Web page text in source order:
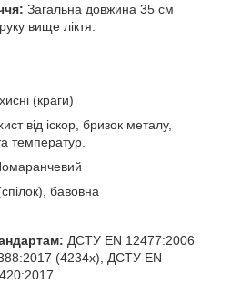
Загальна довжина 35 см
вище ліктя.
(краги)
від іскор, бризок металу,
температур.
бавовна
ДСТУ EN 12477:2006
(4234х), ДСТУ EN